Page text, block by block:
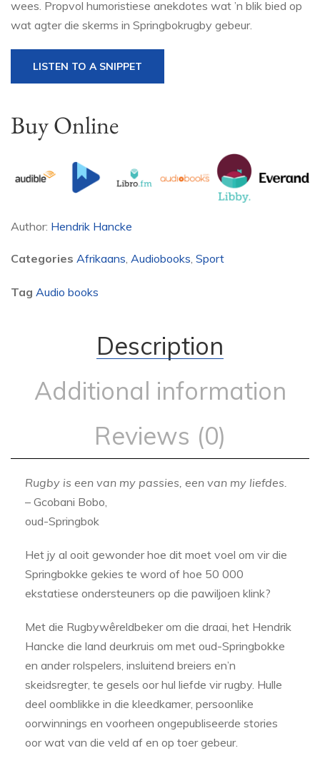
wees. Propvol humoristiese anekdotes wat ’n blik bied op
wat agter die skerms in Springbokrugby gebeur.
LISTEN TO A SNIPPET
Buy Online
Author: Hendrik Hancke
Categories Afrikaans, Audiobooks, Sport
Tag Audio books
Description
Additional information
Reviews (0)
Rugby is een van my passies, een van my liefdes.
– Gcobani Bobo,
oud-Springbok
Het jy al ooit gewonder hoe dit moet voel om vir die
Springbokke gekies te word of hoe 50 000
ekstatiese ondersteuners op die pawiljoen klink?
Met die Rugbywêreldbeker om die draai, het Hendrik
Hancke die land deurkruis om met oud-Springbokke
en ander rolspelers, insluitend breiers en’n
skeidsregter, te gesels oor hul liefde vir rugby. Hulle
deel oomblikke in die kleedkamer, persoonlike
oorwinnings en voorheen ongepubliseerde stories
oor wat van die veld af en op toer gebeur.